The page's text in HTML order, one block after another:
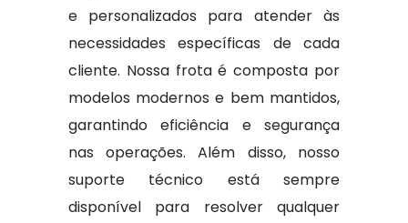
e personalizados para atender às
necessidades específicas de cada
cliente. Nossa frota é composta por
modelos modernos e bem mantidos,
garantindo eficiência e segurança
nas operações. Além disso, nosso
suporte técnico está sempre
disponível para resolver qualquer